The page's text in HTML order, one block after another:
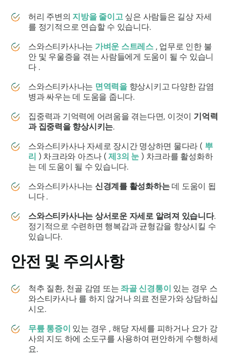
허리 주변의 지방을 줄이고싶은 사람들은 길상 자세
를 정기적으로 연습할 수 있습니다.
스와스티카사나는 가벼운 스트레스, 업무로 인한 불
안 및 우울증을 겪는 사람들에게 도움이 될 수 있습니
다 .
스와스티카사나는 면역력을향상시키고 다양한 감염
병과 싸우는 데 도움을 줍니다.
집중력과 기억력에 어려움을 겪는다면, 이것이 기억력
과 집중력을 향상시키는.
스와스티카사나자세로 장시간 명상하면 물다라 ( 뿌
리 ) 차크라와 아즈나 (제3의 눈 ) 차크라를 활성화하
는 데 도움이 될 수 있습니다.
스와스티카사나는 신경계를 활성화하는데 도움이 됩
니다 .
스와스티카사나는 상서로운 자세로 알려져 있습니다.
정기적으로 수련하면 행복감과 균형감을 향상시킬 수
있습니다.
안전 및 주의사항
척추 질환, 천골 감염 또는 좌골 신경통이 있는 경우 스
와스티카사나를 하지 않거나 의료 전문가와 상담하십
시오.
무릎 통증이 있는 경우 , 해당 자세를 피하거나 요가 강
사의 지도 하에 소도구를 사용하여 편안하게 수행하세
요.